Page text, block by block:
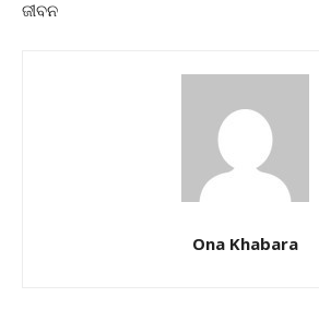
ଜୀବନ
Ona Khabara